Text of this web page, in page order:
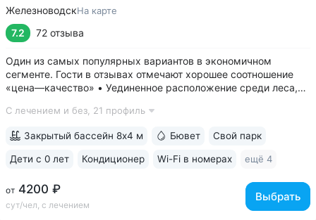
ЖелезноводскНа карте
7.2 72 отзыва
Один из самых популярных вариантов в экономичном
сегменте. Гости в отзывах отмечают хорошее соотношение
«цена—качество» • Уединенное расположение среди леса,
заповедника 6 га с цветущими деревьями, беседками,
С лечением и без, 21 профиль
от 4200 ₽
сут/чел, с лечением
Выбрать
Закрытый бассейн 8х4 м Бювет Свой парк
Дети с 0 лет Кондиционер Wi-Fi в номерах ещё 4